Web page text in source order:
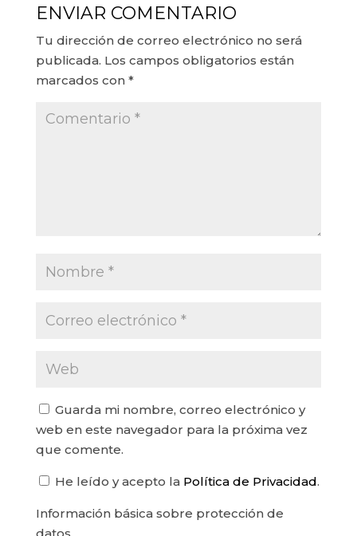
ENVIAR COMENTARIO
Tu dirección de correo electrónico no será
publicada. Los campos obligatorios están
marcados con *
Guarda mi nombre, correo electrónico y
web en este navegador para la próxima vez
que comente.
He leído y acepto la Política de Privacidad.
Información básica sobre protección de